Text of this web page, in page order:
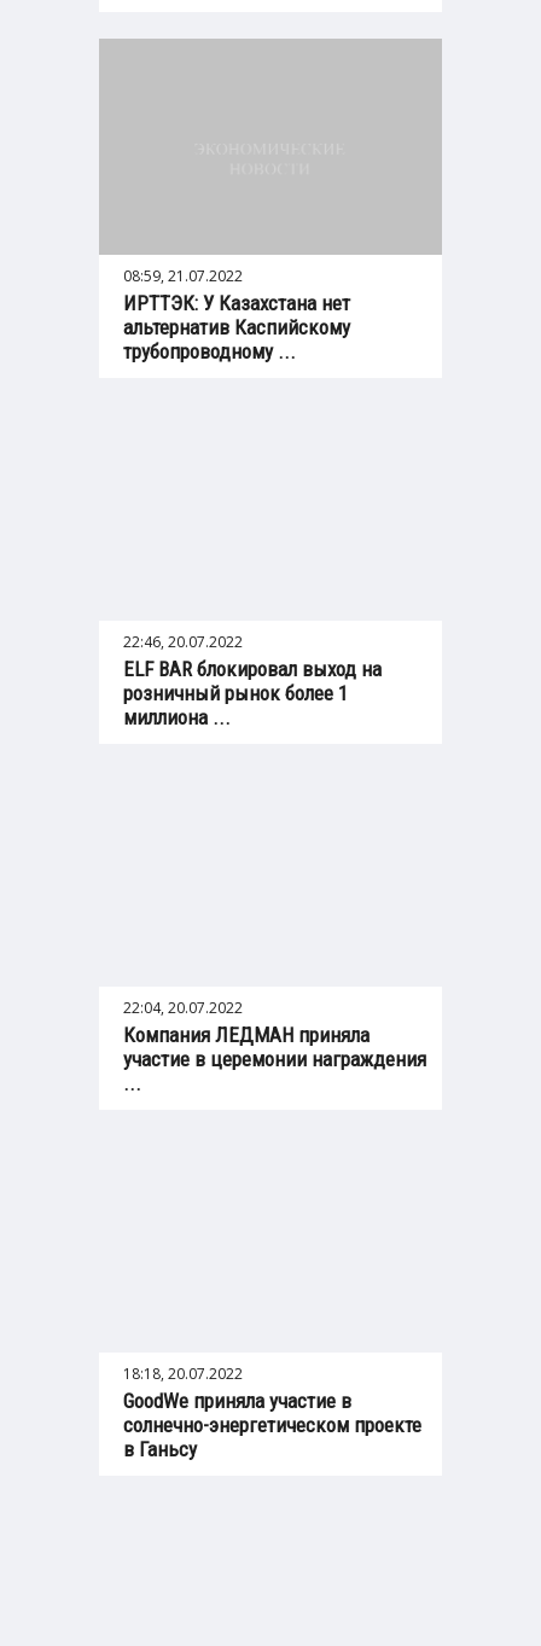
08:59, 21.07.2022
ИРТТЭК: У Казахстана нет
альтернатив Каспийскому
трубопроводному ...
22:46, 20.07.2022
ELF BAR блокировал выход на
розничный рынок более 1
миллиона ...
22:04, 20.07.2022
Компания ЛЕДМАН приняла
участие в церемонии награждения
...
18:18, 20.07.2022
GoodWe приняла участие в
солнечно-энергетическом проекте
в Ганьсу